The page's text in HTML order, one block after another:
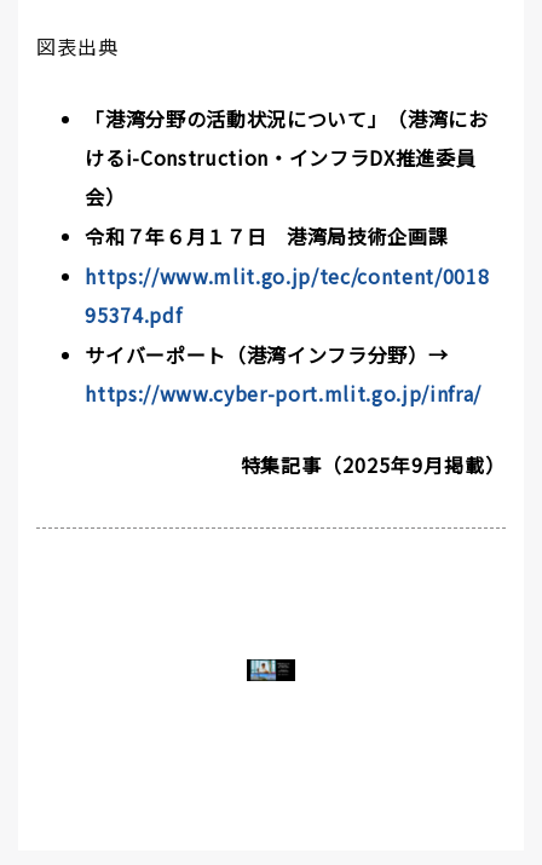
図表出典
「港湾分野の活動状況について」（港湾にお
けるi-Construction・インフラDX推進委員
会）
令和７年６月１７日 港湾局技術企画課
https://www.mlit.go.jp/tec/content/0018
95374.pdf
サイバーポート（港湾インフラ分野）→
https://www.cyber-port.mlit.go.jp/infra/
特集記事（2025年9月掲載）